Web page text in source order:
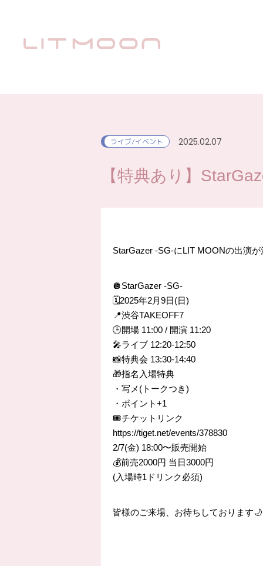
ライブ/イベント 2025.02.07
【特典あり】
StarGazer -SG-にLIT MOONの出演
🪩StarGazer -SG-
🗓️2025年2月9日(日)
📍渋谷TAKEOFF7
🕒開場 11:00 / 開演 11:20
🎤ライブ 12:20-12:50
📸特典会 13:30-14:40
🎁指名入場特典
・写メ(トークつき)
・ポイント+1
🎟️チケットリンク
https://tiget.net/events/378830
2/7(金) 18:00〜販売開始
💰前売2000円 当日3000円
(入場時1ドリンク必須)
皆様のご来場、お待ちしております